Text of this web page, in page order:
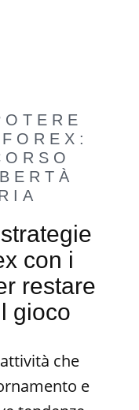
con i
restare
gioco
che
e